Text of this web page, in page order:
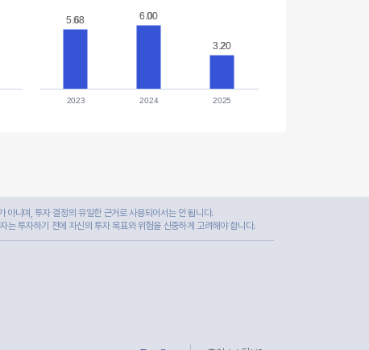
5.68
5.68 6.00
6.00
3.20
3.20
2023 2024 2025
아니며, 투자 결정의 유일한 근거로 사용되어서는 안 됩니다.
투자하기 전에 자신의 투자 목표와 위험을 신중하게 고려해야 합니다.